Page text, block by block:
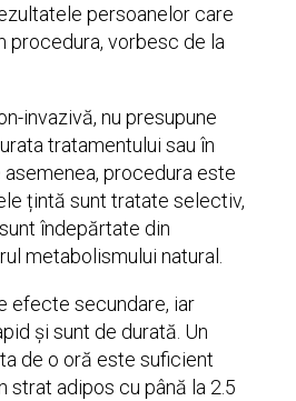
persoanelor care
procedura, vorbesc de la
invazivă, nu presupune
tratamentului sau în
asemenea, procedura este
țintă sunt tratate selectiv,
îndepărtate din
metabolismului natural.
efecte secundare, iar
și sunt de durată. Un
de o oră este suficient
strat adipos cu până la 2.5